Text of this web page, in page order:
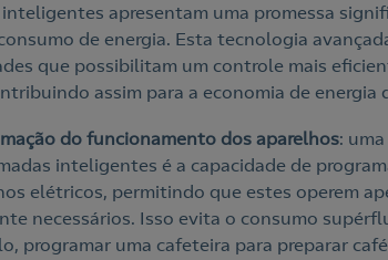
apresentam uma promessa
de energia. Esta tecnologia
que possibilitam um controle mais
assim para a economia de energia
do funcionamento dos aparelhos:
inteligentes é a capacidade de
elétricos, permitindo que estes operem
necessários. Isso evita o consumo
programar uma cafeteira para preparar